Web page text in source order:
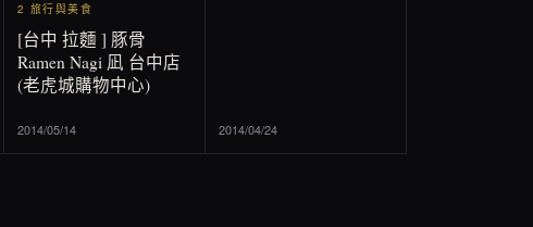
2 旅行與美食
[台中 拉麵 ] 豚骨
Ramen Nagi 凪 台中店
(老虎城購物中心)
2014/05/14 2014/04/24